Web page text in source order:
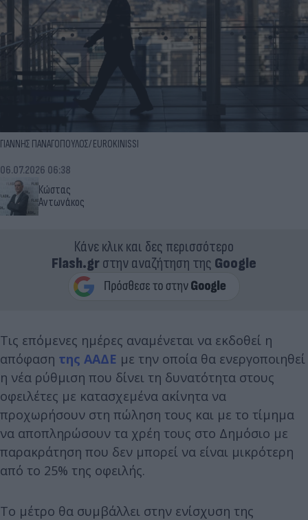
ΓΙΑΝΝΗΣ ΠΑΝΑΓΟΠΟΥΛΟΣ/ EUROKINISSI
Κώστας
Αντωνάκος
06.07.2026 06:38
Κάνε κλικ και δες περισσότερο
Flash.grστην αναζήτηση της Google
Τις επόμενες ημέρες αναμένεται να εκδοθεί η
απόφαση της ΑΑΔΕ με την οποία θα ενεργοποιηθεί
η νέα ρύθμιση που δίνει τη δυνατότητα στους
οφειλέτες με κατασχεμένα ακίνητα να
προχωρήσουν στη πώληση τους και με το τίμημα
να αποπληρώσουν τα χρέη τους στο Δημόσιο με
παρακράτηση που δεν μπορεί να είναι μικρότερη
από το 25% της οφειλής.
Το μέτρο θα συμβάλλει στην ενίσχυση της